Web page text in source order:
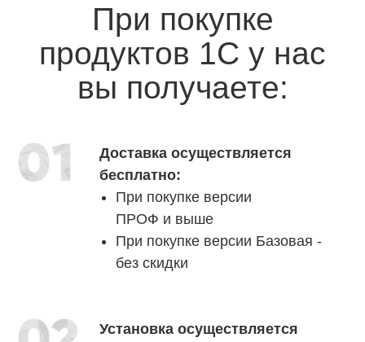
При покупке
продуктов 1С у нас
вы получаете:
Доставка осуществляется
бесплатно:
При покупке версии
ПРОФ и выше
При покупке версии Базовая -
без скидки
Установка осуществляется